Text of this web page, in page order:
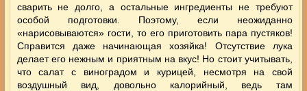
сварить не долго, а остальные ингредиенты не требуют
особой подготовки. Поэтому, если неожиданно
«нарисовываются» гости, то его приготовить пара пустяков!
Справится даже начинающая хозяйка! Отсутствие лука
делает его нежным и приятным на вкус! Но стоит учитывать,
что салат с виноградом и курицей, несмотря на свой
воздушный вид, довольно калорийный, ведь там